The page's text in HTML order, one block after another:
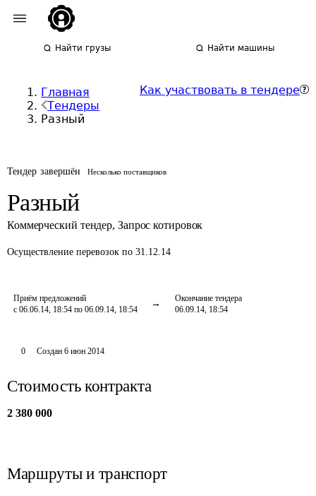
Найти грузы Найти машины
Главная
Тендеры
Разный
Как участвовать в тендере
Тендер завершён Несколько поставщиков
Разный
Коммерческий тендер, Запрос котировок
Осуществление перевозок по 31.12.14
Приём предложений
с 06.06.14, 18:54 по 06.09.14, 18:54
Окончание тендера
06.09.14, 18:54
0 Создан 6 июн 2014
Стоимость контракта
2 380 000
Маршруты и транспорт